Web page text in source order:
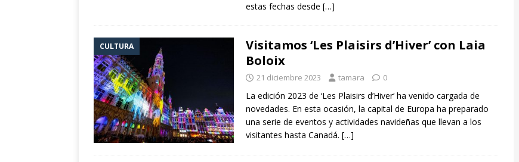
[ 10 abril 2021 ] La Monnaie ocupada por 10 jóvenes trabajadores y estudiantes
estas fechas desde […]
CULTURA
Visitamos ‘Les Plaisirs d’Hiver’ con Laia
Boloix
21 diciembre 2023 tamara 0
La edición 2023 de ‘Les Plaisirs d’Hiver‘ ha venido cargada de
novedades. En esta ocasión, la capital de Europa ha preparado
una serie de eventos y actividades navideñas que llevan a los
visitantes hasta Canadá. […]